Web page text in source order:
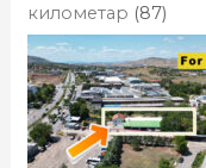
километар (87)